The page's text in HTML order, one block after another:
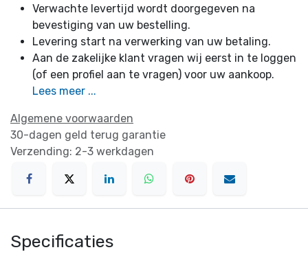
Verwachte levertijd wordt doorgegeven na
bevestiging van uw bestelling.
Levering start na verwerking van uw betaling.
Aan de zakelijke klant vragen wij eerst in te loggen
(of een profiel aan te vragen) voor uw aankoop.
Lees meer ...
Algemene voorwaarden
30-dagen geld terug garantie
Verzending: 2-3 werkdagen
Specificaties